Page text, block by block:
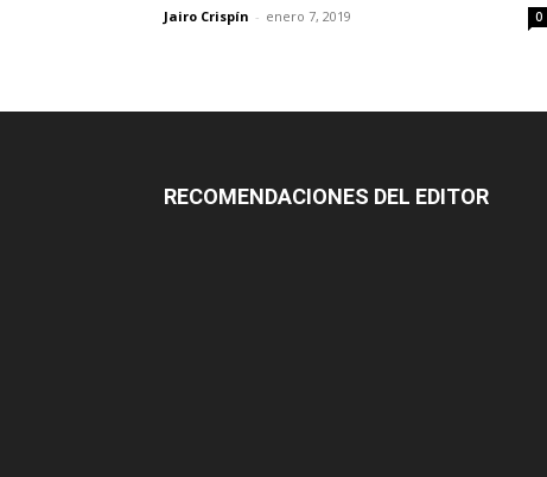
Jairo Crispín - enero 7, 2019 0
RECOMENDACIONES DEL EDITOR